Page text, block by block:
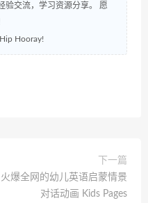
验交流，学习资源分享。 愿
Hooray!
下一篇
火爆全网的幼儿英语启蒙情景
对话动画 Kids Pages